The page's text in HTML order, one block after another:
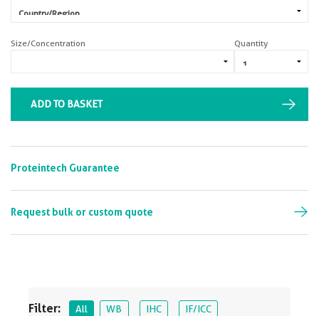
Filter: All WB IHC IF/ICC
Size/Concentration Quantity
ADD TO BASKET
Proteintech Guarantee
Request bulk or custom quote